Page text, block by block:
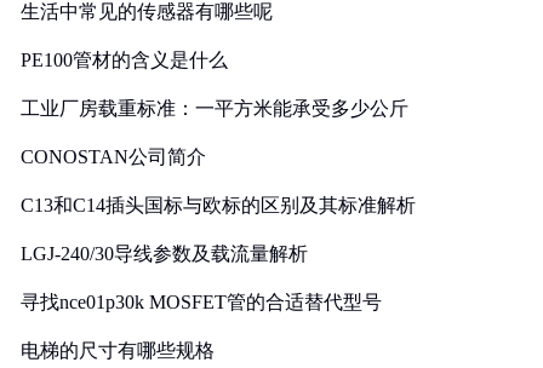
生活中常见的传感器有哪些呢
PE100管材的含义是什么
工业厂房载重标准：一平方米能承受多少公斤
CONOSTAN公司简介
C13和C14插头国标与欧标的区别及其标准解析
LGJ-240/30导线参数及载流量解析
寻找nce01p30k MOSFET管的合适替代型号
电梯的尺寸有哪些规格